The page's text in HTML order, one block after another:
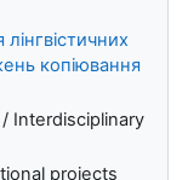
копіювання
/ Interdisciplinary
projects